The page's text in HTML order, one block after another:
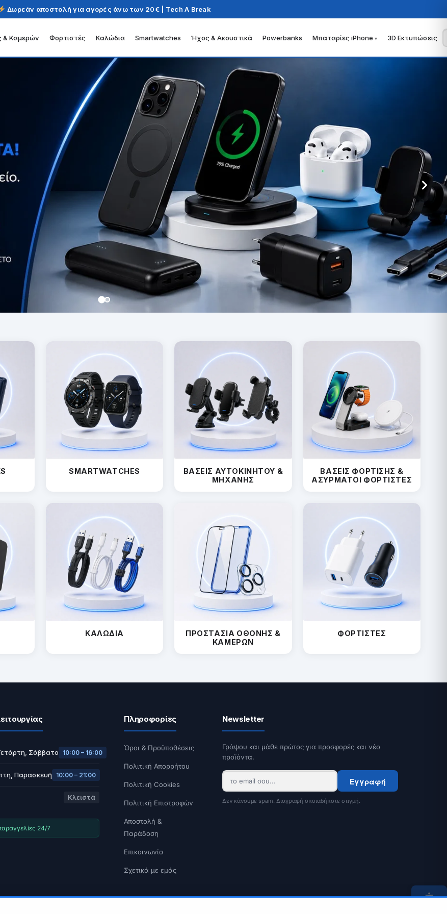
Δωρεάν αποστολή για αγορές άνω των 20€ | Tech A Break
& Καμερών Φορτιστές Καλώδια Smartwatches Ήχος & Ακουστικά Powerbanks Μπαταρίες iPhone 3D Εκτυπώσεις
SMARTWATCHES
ΒΑΣΕΙΣ ΑΥΤΟΚΙΝΗΤΟΥ &
ΜΗΧΑΝΗΣ
ΒΑΣΕΙΣ ΦΟΡΤΙΣΗΣ &
ΑΣΥΡΜΑΤΟΙ ΦΟΡΤΙΣΤΕΣ
ΚΑΛΩΔΙΑ
ΠΡΟΣΤΑΣΙΑ ΟΘΟΝΗΣ &
ΚΑΜΕΡΩΝ
ΦΟΡΤΙΣΤΕΣ
Σάββατο 10:00 – 16:00
Παρασκευή 10:00 – 21:00
Κλειστά
24/7
Πληροφορίες
Όροι & Προϋποθέσεις
Πολιτική Απορρήτου
Πολιτική Cookies
Πολιτική Επιστροφών
Αποστολή &
Παράδοση
Επικοινωνία
Σχετικά με εμάς
Newsletter
Γράψου και μάθε πρώτος για προσφορές και νέα
προϊόντα.
Εγγραφή
Δεν κάνουμε spam. Διαγραφή οποιαδήποτε στιγμή.